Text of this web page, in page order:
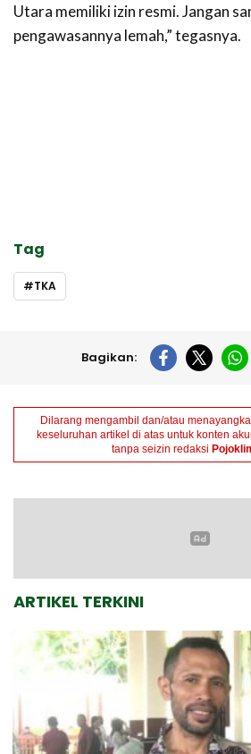
Utara memiliki izin resmi. Jangan
pengawasannya lemah,” tegasnya.
Tag
TKA
Bagikan:
Dilarang mengambil dan/atau
keseluruhan artikel di atas untuk konten
tanpa seizin redaksi
ARTIKEL TERKINI